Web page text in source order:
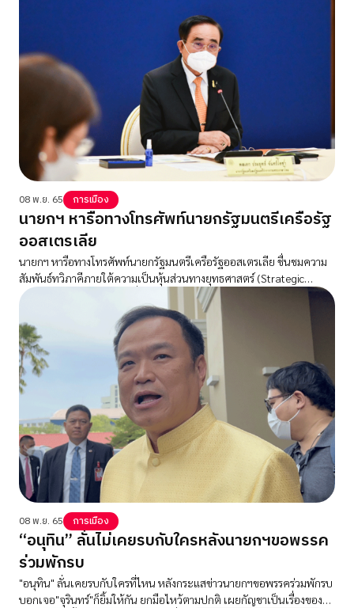
08 พ.ย. 65 การเมือง
นายกฯ หารือทางโทรศัพท์นายกรัฐมนตรีเครือรัฐ
ออสเตรเลีย
นายกฯ หารือทางโทรศัพท์นายกรัฐมนตรีเครือรัฐออสเตรเลีย ชื่นชมความ
สัมพันธ์ทวิภาคีภายใต้ความเป็นหุ้นส่วนทางยุทธศาสตร์ (Strategic
Partnership) ระหว่างกัน ซึ่งนายกฯยืนยันพร้อมให้การต้อนรับนายกฯ
ออสเตรเลียในการประชุมเอเปคที่ไทย
08 พ.ย. 65 การเมือง
“อนุทิน” ลั่นไม่เคยรบกับใครหลังนายกฯขอพรรค
ร่วมพักรบ
"อนุทิน" ลั่นเคยรบกับใครที่ไหน หลังกระแสข่าวนายกฯขอพรรคร่วมพักรบ
บอกเจอ"จุรินทร์"ก็ยิ้มให้กัน ยกมือไหว้ตามปกติ เผยกัญชาเป็นเรื่องของ